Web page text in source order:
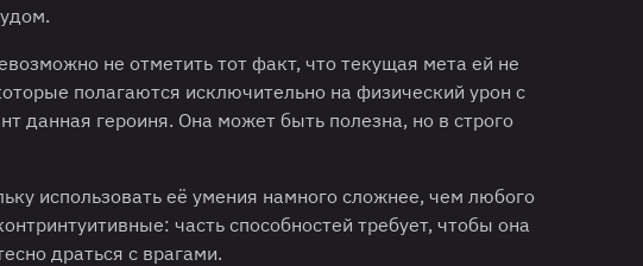
не отметить тот факт, что текущая мета ей не
полагаются исключительно на физический урон с
данная героиня. Она может быть полезна, но в строго
использовать её умения намного сложнее, чем любого
часть способностей требует, чтобы она
драться с врагами.